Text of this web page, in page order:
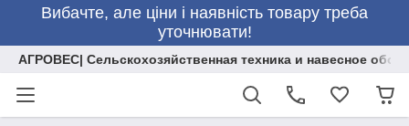
Вибачте, але ціни і наявність товару треба
уточнювати!
АГРОВЕС| Сельскохозяйственная техника и навесное